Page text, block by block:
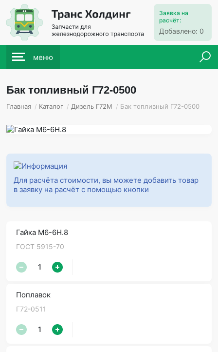
Заявка на
расчёт:
Добавлено: 0
меню
Бак топливный Г72-0500
Главная / Каталог / Дизель Г72М / Бак топливный Г72-0500
Для расчёта стоимости, вы можете добавить товар
в заявку на расчёт с помощью кнопки
Гайка М6-6Н.8
ГОСТ 5915-70
Поплавок
Г72-0511